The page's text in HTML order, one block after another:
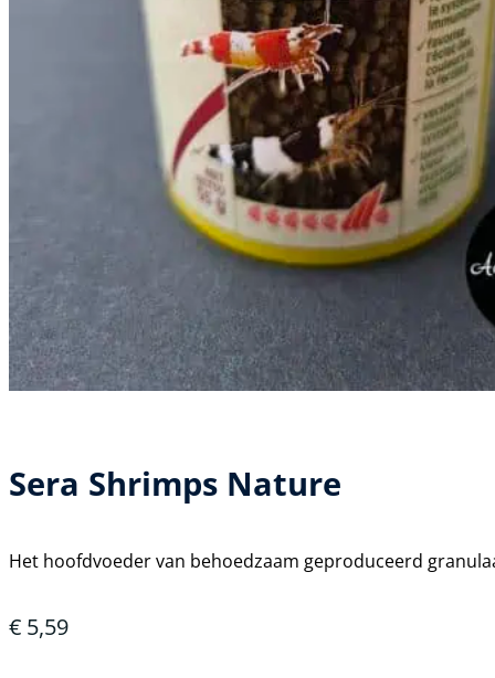
Sera Shrimps Nature
Het hoofdvoeder van behoedzaam geproduceerd
€ 5,59